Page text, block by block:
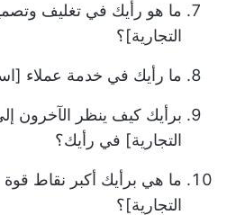
ما هو رأيك في تغليف
التجارية]؟
ما رأيك في خدمة عملاء
برأيك كيف ينظر الآخرون
التجارية] في رأيك؟
ما هي برأيك أكبر نقاط قوة
التجارية]؟